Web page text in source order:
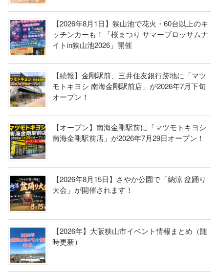
【2026年8月1日】狭山池で花火・60台以上のキ
ッチンカーも！「桜まつり サマーブロッサムナ
イトin狭山池2026」開催
【続報】金剛駅前、三井住友銀行跡地に「マツ
モトキヨシ 南海金剛駅前店」が2026年7月下旬
オープン！
【オープン】南海金剛駅前に「マツモトキヨシ
南海金剛駅前店」が2026年7月29日オープン！
【2026年8月15日】さやか公園で「納涼 盆踊り
大会」が開催されます！
【2026年】大阪狭山市イベント情報まとめ（随
時更新）